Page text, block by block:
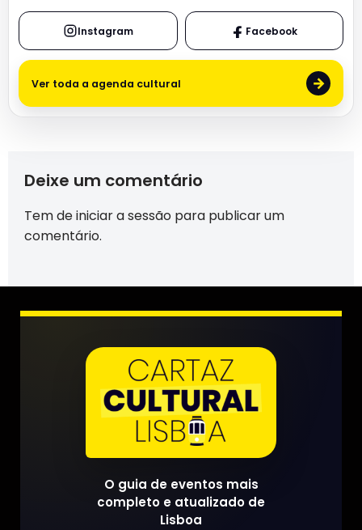
Instagram Facebook
Ver toda a agenda cultural →
Deixe um comentário
Tem deiniciar a sessão para publicar um
comentário.
O guia de eventos mais
completo e atualizado de
Lisboa